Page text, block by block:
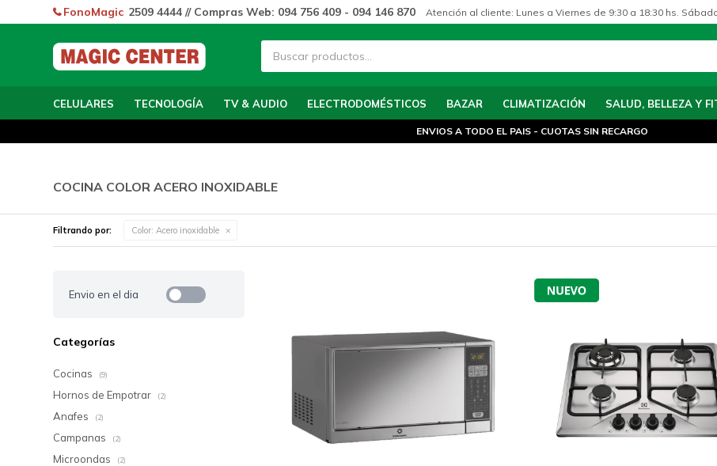
CELULARES TECNOLOGÍA TV & AUDIO ELECTRODOMÉSTICOS BAZAR CLIMATIZACIÓN SALUD, BELLEZA Y
FonoMagic 2509 4444 // Compras Web: 094 756 409 - 094 146 870 Atención al cliente: Lunes a Viernes de 9:30 a 18:30 hs.
ENVIOS A TODO EL PAIS - CUOTAS SIN RECARGO
COCINA COLOR ACERO INOXIDABLE
Filtrando por: Color: Acero inoxidable
Envio en el dia
Categorías
Cocinas (9)
Hornos de Empotrar (2)
Anafes (2)
Campanas (2)
Microondas (2)